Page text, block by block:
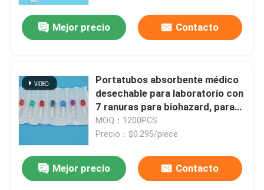
Mejor precio Contacto
Portatubos absorbente médico
desechable para laboratorio con
7 ranuras para biohazard, para
recolección de muestras de
sangre y orina
MOQ：1200PCS
Precio：$0.295/piece
Mejor precio Contacto